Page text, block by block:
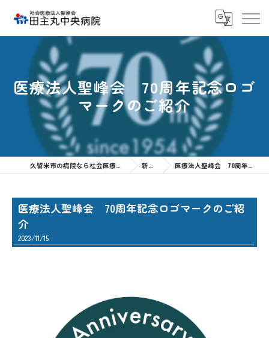
医療法人聖峰会 70周年記念ロゴ
マークのご紹介
新着情報 医療法人聖峰会 70周年記念ロゴマークのご紹介
医療法人聖峰会 70周年記念ロゴマークのご紹
介
2023/11/15